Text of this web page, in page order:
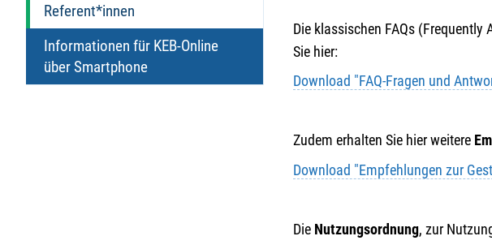
Referent*innen
Informationen für KEB-Online
über Smartphone
Die klassischen FAQs (Frequently
Sie hier:
Download "FAQ-Fragen und
Zudem erhalten Sie hier weitere
Download "Empfehlungen zur
Die Nutzungsordnung, zur